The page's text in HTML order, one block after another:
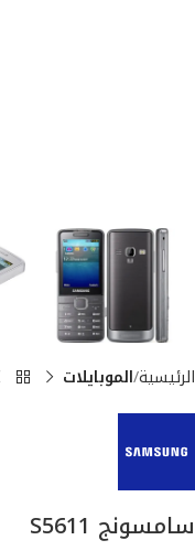
الرئيسية الموبايلات
سامسونج S5611